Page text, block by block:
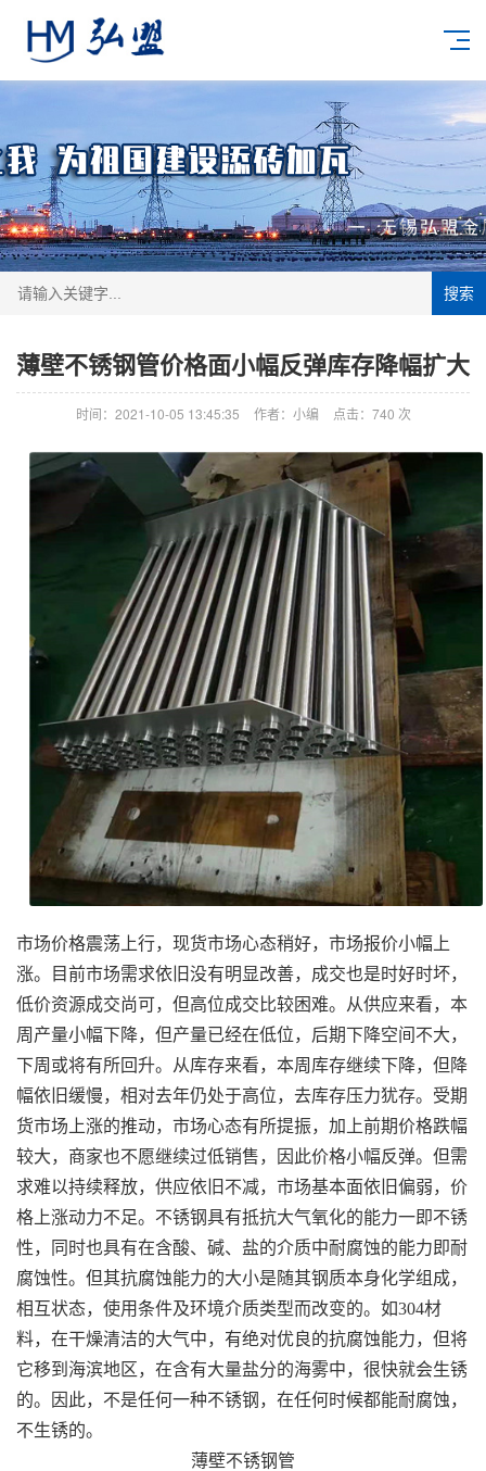
搜索
薄壁不锈钢管价格面小幅反弹库存降幅扩大
时间：2021-10-05 13:45:35 作者：小编 点击： 740 次
市场价格震荡上行，现货市场心态稍好，市场报价小幅上
涨。目前市场需求依旧没有明显改善，成交也是时好时坏，
低价资源成交尚可，但高位成交比较困难。从供应来看，本
周产量小幅下降，但产量已经在低位，后期下降空间不大，
下周或将有所回升。从库存来看，本周库存继续下降，但降
幅依旧缓慢，相对去年仍处于高位，去库存压力犹存。受期
货市场上涨的推动，市场心态有所提振，加上前期价格跌幅
较大，商家也不愿继续过低销售，因此价格小幅反弹。但需
求难以持续释放，供应依旧不减，市场基本面依旧偏弱，价
格上涨动力不足。不锈钢具有抵抗大气氧化的能力一即不锈
性，同时也具有在含酸、碱、盐的介质中耐腐蚀的能力即耐
腐蚀性。但其抗腐蚀能力的大小是随其钢质本身化学组成，
相互状态，使用条件及环境介质类型而改变的。如304材
料，在干燥清洁的大气中，有绝对优良的抗腐蚀能力，但将
它移到海滨地区，在含有大量盐分的海雾中，很快就会生锈
的。因此，不是任何一种不锈钢，在任何时候都能耐腐蚀，
不生锈的。
薄壁不锈钢管